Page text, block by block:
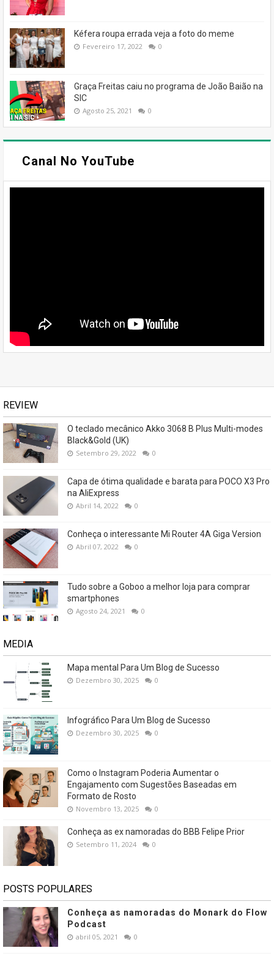
Kéfera roupa errada veja a foto do meme
Fevereiro 17, 2022 0
Graça Freitas caiu no programa de João Baião na
SIC
Agosto 25, 2021 0
Canal No YouTube
REVIEW
O teclado mecânico Akko 3068 B Plus Multi-modes
Black&Gold (UK)
Setembro 29, 2022 0
Capa de ótima qualidade e barata para POCO X3 Pro
na AliExpress
Abril 14, 2022 0
Conheça o interessante Mi Router 4A Giga Version
Abril 07, 2022 0
Tudo sobre a Goboo a melhor loja para comprar
smartphones
Agosto 24, 2021 0
MEDIA
Mapa mental Para Um Blog de Sucesso
Dezembro 30, 2025 0
Infográfico Para Um Blog de Sucesso
Dezembro 30, 2025 0
Como o Instagram Poderia Aumentar o
Engajamento com Sugestões Baseadas em
Formato de Rosto
Novembro 13, 2025 0
Conheça as ex namoradas do BBB Felipe Prior
Setembro 11, 2024 0
POSTS POPULARES
Conheça as namoradas do Monark do Flow
Podcast
abril 05, 2021 0